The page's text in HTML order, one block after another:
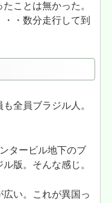
ことは無かった。
・数分走行して到
全員ブラジル人。
タービル地下のブ
版。そんな感じ。
い。これが異国っ